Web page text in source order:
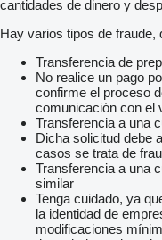
cantidades de dinero y
Hay varios tipos de fraude,
Transferencia de
No realice un pago
confirme el proceso
comunicación con el
Transferencia a una
Dicha solicitud debe
casos se trata de
Transferencia a una
similar
Tenga cuidado, ya
la identidad de
modificaciones